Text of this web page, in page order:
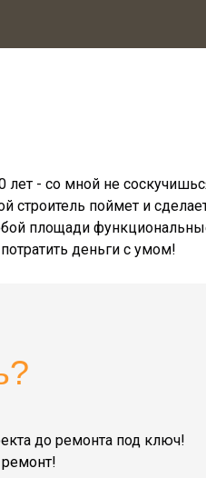
- со мной не
поймет и
площади
деньги с умом!
?
до ремонта под ключ!